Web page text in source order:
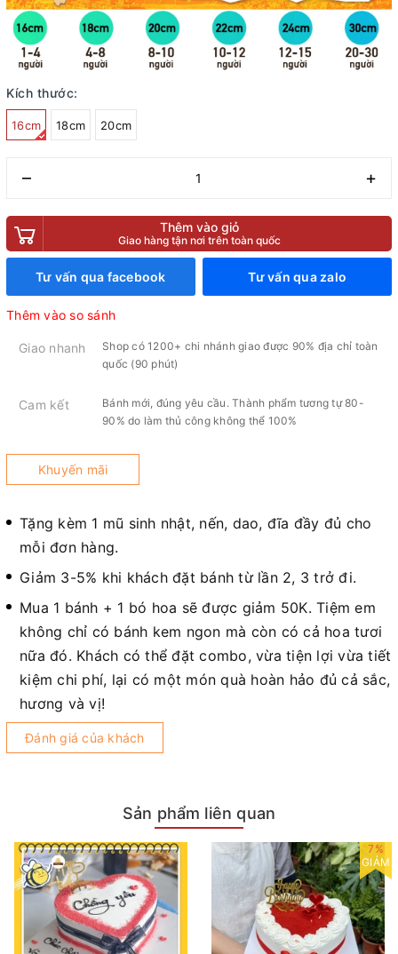
Kích thước:
16cm 18cm 20cm
– +
Thêm vào giỏ
Giao hàng tận nơi trên toàn quốc
Tư vấn qua facebook Tư vấn qua zalo
Thêm vào so sánh
Giao nhanh
Shop có 1200+ chi nhánh giao được 90% địa chỉ toàn
quốc (90 phút)
Cam kết
Bánh mới, đúng yêu cầu. Thành phẩm tương tự 80-
90% do làm thủ công không thể 100%
Khuyến mãi
Tặng kèm 1 mũ sinh nhật, nến, dao, đĩa đầy đủ cho
mỗi đơn hàng.
Giảm 3-5% khi khách đặt bánh từ lần 2, 3 trở đi.
Mua 1 bánh + 1 bó hoa sẽ được giảm 50K. Tiệm em
không chỉ có bánh kem ngon mà còn có cả hoa tươi
nữa đó. Khách có thể đặt combo, vừa tiện lợi vừa tiết
kiệm chi phí, lại có một món quà hoàn hảo đủ cả sắc,
hương và vị!
Đánh giá của khách
Sản phẩm liên quan
7%
GIẢM